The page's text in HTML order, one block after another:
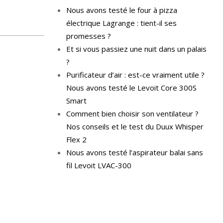
Nous avons testé le four à pizza
électrique Lagrange : tient-il ses
promesses ?
Et si vous passiez une nuit dans un palais
?
Purificateur d’air : est-ce vraiment utile ?
Nous avons testé le Levoit Core 300S
Smart
Comment bien choisir son ventilateur ?
Nos conseils et le test du Duux Whisper
Flex 2
Nous avons testé l’aspirateur balai sans
fil Levoit LVAC-300